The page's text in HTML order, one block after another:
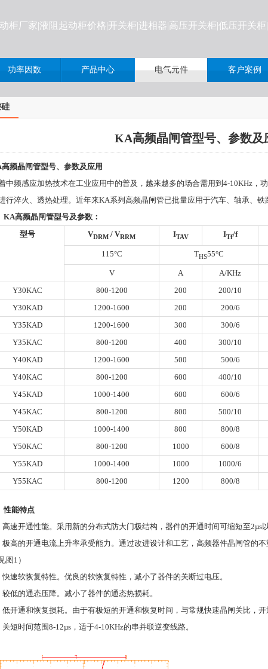
柜厂家|液阻起动柜价格|开关柜|进相器|高压开关柜|低压开关
功率因数 产品中心 电气元件 客户案例
KA高频晶闸管型号、参数及
高频晶闸管型号、参数及应用
中频感应加热技术在工业应用中的普及，越来越多的场合需用到 4-10KHz ，
行淬火、透热处理。近年来KA系列高频晶闸管已批量应用于汽车、轴承、铁
KA高频晶闸管型号及参数 ：
型号
VDRM / VRRM ITAV ITf/f
115°C THS55°C
V A A/KHz
Y30KAC
800-1200 200 200/10
Y30KAD
1200-1600 200 200/6
Y35KAD
1200-1600 300 300/6
Y35KAC
800-1200 400 300/10
Y40KAD
1200-1600 500 500/6
Y40KAC
800-1200 600 400/10
Y45KAD
1000-1400 600 600/6
Y45KAC
800-1200 800 500/10
Y50KAD
1000-1400 800 800/8
Y50KAC
800-1200 1000 600/8
Y55KAD
1000-1400 1000 1000/6
Y55KAC
800-1200 1200 800/8
性能特点
高速开通性能。采用新的分布式防大门极结构，器件的开通时间可缩短至2µs
极高的开通电流上升率承受能力。通过改进设计和工艺，高频器件晶闸管的
图1 ）
快速软恢复特性。优良的软恢复特性，减小了器件的关断过电压。
较低的通态压降。减小了器件的通态热损耗。
低开通和恢复损耗。由于有极短的开通和恢复时间，与常规快速晶闸关比，开
关短时间范围8-12µs ，适于4-10KHz的串并联逆变线路。